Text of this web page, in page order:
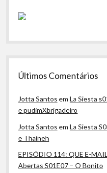
Últimos Comentários
Jotta Santos emLa Siesta
e pudimXbrigadeiro
Jotta Santos emLa Siesta
e Thaineh
EPISÓDIO 114: QUE E-MAIL
Abertas S01E07 – O Bonito